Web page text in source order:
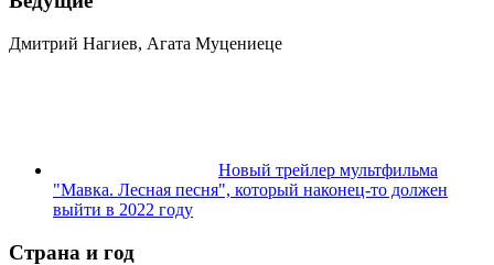
Дмитрий Нагиев, Агата Муцениеце
Новый трейлер мультфильма
"Мавка. Лесная песня", который наконец-то должен
выйти в 2022 году
Страна и год